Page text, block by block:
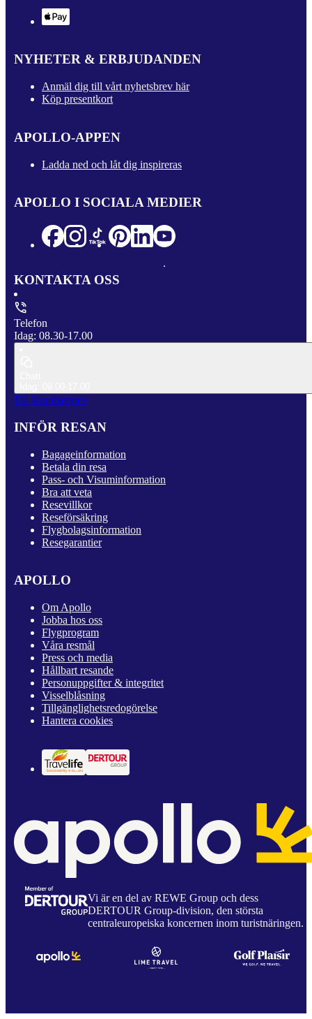
NYHETER & ERBJUDANDEN
Anmäl dig till vårt nyhetsbrev här
Köp presentkort
APOLLO-APPEN
Ladda ned och låt dig inspireras
APOLLO I SOCIALA MEDIER
KONTAKTA OSS
Telefon
Idag: 08.30-17.00
Till Kundservice
INFÖR RESAN
Bagageinformation
Betala din resa
Pass- och Visuminformation
Bra att veta
Resevillkor
Reseförsäkring
Flygbolagsinformation
Resegarantier
APOLLO
Om Apollo
Jobba hos oss
Flygprogram
Våra resmål
Press och media
Hållbart resande
Personuppgifter & integritet
Visselblåsning
Tillgänglighetsredogörelse
Hantera cookies
Vi är en del av REWE Group och dess
DERTOUR Group-division, den största
centraleuropeiska koncernen inom turistnäringen.